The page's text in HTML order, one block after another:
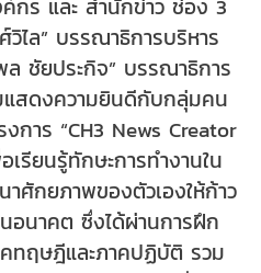
กร และ สำนักข่าว ช่อง 3
ไล” บรรณาธิการบริหาร
ล ชัยประกิจ” บรรณาธิการ
แสดงความยินดีกับกลุ่มคน
การ “CH3 News Creator
รียนรู้ทักษะการทำงานใน
ศักยภาพของตัวเองให้ก้าว
นอนาคต ซึ่งได้ผ่านการฝึก
ทฤษฎีและภาคปฏิบัติ รวม